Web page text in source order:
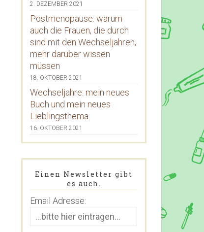
2. DEZEMBER 2021
Postmenopause: warum
auch die Frauen, die durch
sind mit den Wechseljahren,
mehr darüber wissen
müssen
18. OKTOBER 2021
Wechseljahre: mein neues
Buch und mein neues
Lieblingsthema
16. OKTOBER 2021
Einen Newsletter gibt
es auch.
Email Adresse: